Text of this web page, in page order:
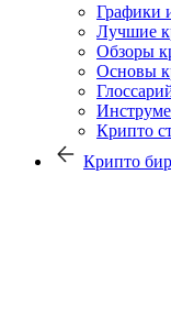
Графики
Лучшие
Обзоры
Основы
Крипто
Крипто